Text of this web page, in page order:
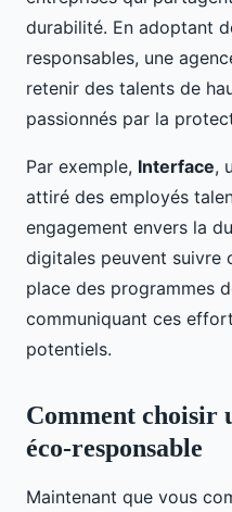
durabilité. En adoptant
responsables, une
retenir des talents de
passionnés par la
Par exemple, Interface,
attiré des employés
engagement envers la
digitales peuvent suivre
place des programmes
communiquant ces
potentiels.
Comment choisir
éco-responsable
Maintenant que vous